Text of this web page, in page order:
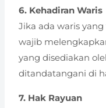
6. Kehadiran Waris
Jika ada waris
wajib
yang disediakan
ditandatangani di
7. Hak Rayuan